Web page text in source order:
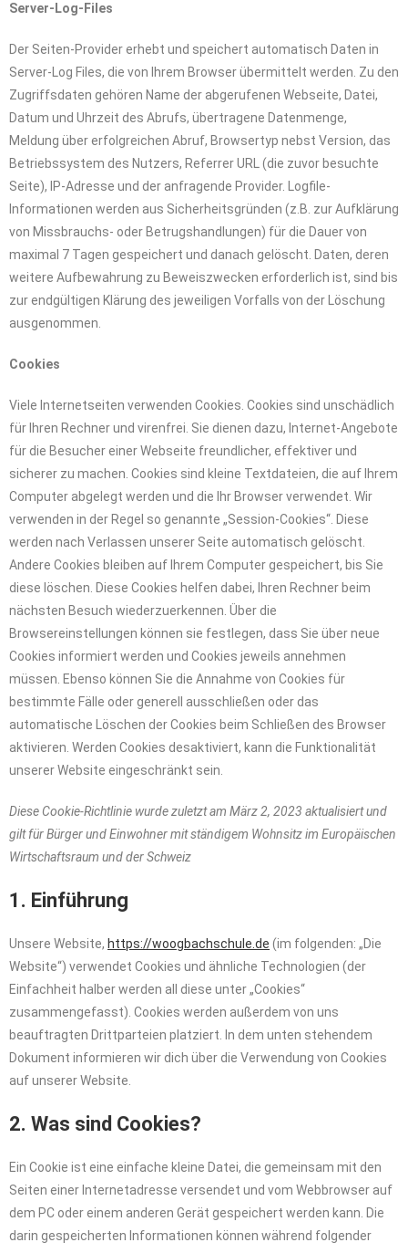
Server-Log-Files
Der Seiten-Provider erhebt und speichert automatisch Daten in
Server-Log Files, die von Ihrem Browser übermittelt werden. Zu den
Zugriffsdaten gehören Name der abgerufenen Webseite, Datei,
Datum und Uhrzeit des Abrufs, übertragene Datenmenge,
Meldung über erfolgreichen Abruf, Browsertyp nebst Version, das
Betriebssystem des Nutzers, Referrer URL (die zuvor besuchte
Seite), IP-Adresse und der anfragende Provider. Logfile-
Informationen werden aus Sicherheitsgründen (z.B. zur Aufklärung
von Missbrauchs- oder Betrugshandlungen) für die Dauer von
maximal 7 Tagen gespeichert und danach gelöscht. Daten, deren
weitere Aufbewahrung zu Beweiszwecken erforderlich ist, sind bis
zur endgültigen Klärung des jeweiligen Vorfalls von der Löschung
ausgenommen.
Cookies
Viele Internetseiten verwenden Cookies. Cookies sind unschädlich
für Ihren Rechner und virenfrei. Sie dienen dazu, Internet-Angebote
für die Besucher einer Webseite freundlicher, effektiver und
sicherer zu machen. Cookies sind kleine Textdateien, die auf Ihrem
Computer abgelegt werden und die Ihr Browser verwendet. Wir
verwenden in der Regel so genannte „Session-Cookies“. Diese
werden nach Verlassen unserer Seite automatisch gelöscht.
Andere Cookies bleiben auf Ihrem Computer gespeichert, bis Sie
diese löschen. Diese Cookies helfen dabei, Ihren Rechner beim
nächsten Besuch wiederzuerkennen. Über die
Browsereinstellungen können sie festlegen, dass Sie über neue
Cookies informiert werden und Cookies jeweils annehmen
müssen. Ebenso können Sie die Annahme von Cookies für
bestimmte Fälle oder generell ausschließen oder das
automatische Löschen der Cookies beim Schließen des Browser
aktivieren. Werden Cookies desaktiviert, kann die Funktionalität
unserer Website eingeschränkt sein.
Diese Cookie-Richtlinie wurde zuletzt am März 2, 2023 aktualisiert und
gilt für Bürger und Einwohner mit ständigem Wohnsitz im Europäischen
Wirtschaftsraum und der Schweiz
1. Einführung
Unsere Website, https://woogbachschule.de (im folgenden: „Die
Website“) verwendet Cookies und ähnliche Technologien (der
Einfachheit halber werden all diese unter „Cookies“
zusammengefasst). Cookies werden außerdem von uns
beauftragten Drittparteien platziert. In dem unten stehendem
Dokument informieren wir dich über die Verwendung von Cookies
auf unserer Website.
2. Was sind Cookies?
Ein Cookie ist eine einfache kleine Datei, die gemeinsam mit den
Seiten einer Internetadresse versendet und vom Webbrowser auf
dem PC oder einem anderen Gerät gespeichert werden kann. Die
darin gespeicherten Informationen können während folgender